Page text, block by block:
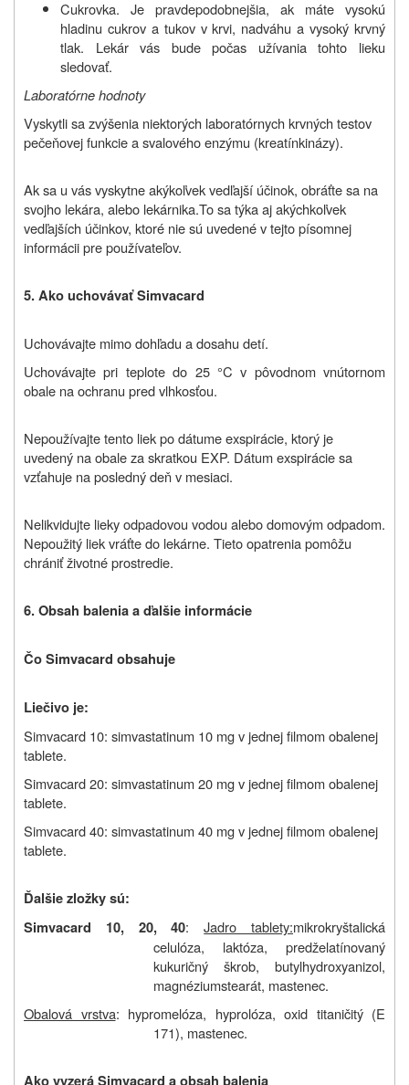
Cukrovka. Je pravdepodobnejšia, ak máte vysokú
hladinu cukrov a tukov v krvi, nadváhu a vysoký krvný
tlak. Lekár vás bude počas užívania tohto lieku
sledovať.
Laboratórne hodnoty
Vyskytli sa zvýšenia niektorých laboratórnych krvných testov
pečeňovej funkcie a svalového enzýmu (kreatínkinázy).
Ak sa u vás vyskytne akýkoľvek vedľajší účinok, obráťte sa na
svojho lekára, alebo lekárnika.To sa týka aj akýchkoľvek
vedľajších účinkov, ktoré nie sú uvedené v tejto písomnej
informácii pre používateľov.
5. Ako uchovávať Simvacard
Uchovávajte mimo dohľadu a dosahu detí.
Uchovávajte pri teplote do 25 °C v pôvodnom vnútornom
obale na ochranu pred vlhkosťou.
Nepoužívajte tento liek po dátume exspirácie, ktorý je
uvedený na obale za skratkou EXP. Dátum exspirácie sa
vzťahuje na posledný deň v mesiaci.
Nelikvidujte lieky odpadovou vodou alebo domovým odpadom.
Nepoužitý liek vráťte do lekárne. Tieto opatrenia pomôžu
chrániť životné prostredie.
6. Obsah balenia a ďalšie informácie
Čo Simvacard obsahuje
Liečivo je:
Simvacard 10: simvastatinum 10 mg v jednej filmom obalenej
tablete.
Simvacard 20: simvastatinum 20 mg v jednej filmom obalenej
tablete.
Simvacard 40: simvastatinum 40 mg v jednej filmom obalenej
tablete.
Ďalšie zložky sú:
Simvacard 10, 20, 40: Jadro tablety:mikrokryštalická
celulóza, laktóza, predželatínovaný
kukuričný škrob, butylhydroxyanizol,
magnéziumstearát, mastenec.
Obalová vrstva: hypromelóza, hyprolóza, oxid titaničitý (E
171), mastenec.
Ako vyzerá Simvacard a obsah balenia